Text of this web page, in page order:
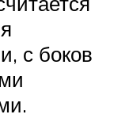
с боков